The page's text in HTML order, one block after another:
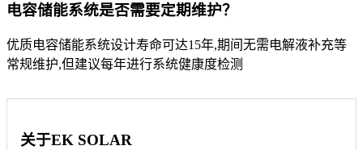
电容储能系统是否需要定期维护？
优质电容储能系统设计寿命可达15年,期间无需电解液补充等
常规维护,但建议每年进行系统健康度检测
关于EK SOLAR